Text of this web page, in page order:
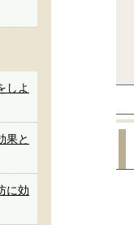
しよ
果と
に効